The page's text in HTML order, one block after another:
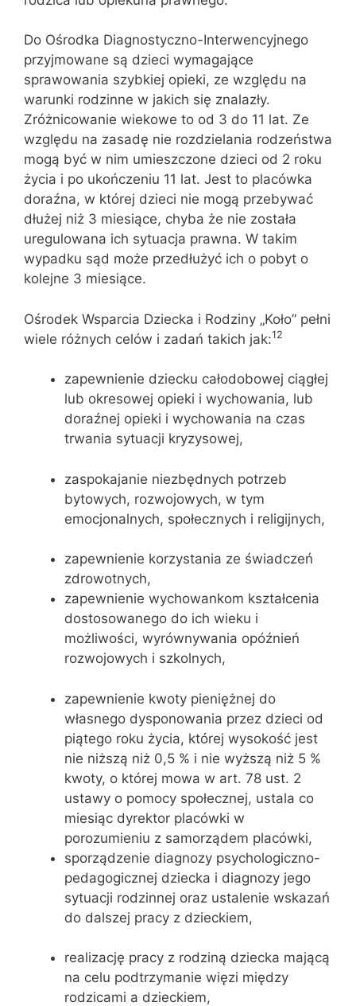
Do Ośrodka Diagnostyczno-Interwencyjnego
przyjmowane są dzieci wymagające
sprawowania szybkiej opieki, ze względu na
warunki rodzinne w jakich się znalazły.
Zróżnicowanie wiekowe to od 3 do 11 lat. Ze
względu na zasadę nie rozdzielania rodzeństwa
mogą być w nim umieszczone dzieci od 2 roku
życia i po ukończeniu 11 lat. Jest to placówka
doraźna, w której dzieci nie mogą przebywać
dłużej niż 3 miesiące, chyba że nie została
uregulowana ich sytuacja prawna. W takim
wypadku sąd może przedłużyć ich o pobyt o
kolejne 3 miesiące.
Ośrodek Wsparcia Dziecka i Rodziny „Koło” pełni
wiele różnych celów i zadań takich jak:12
zapewnienie dziecku całodobowej ciągłej
lub okresowej opieki i wychowania, lub
doraźnej opieki i wychowania na czas
trwania sytuacji kryzysowej,
zaspokajanie niezbędnych potrzeb
bytowych, rozwojowych, w tym
emocjonalnych, społecznych i religijnych,
zapewnienie korzystania ze świadczeń
zdrowotnych,
zapewnienie wychowankom kształcenia
dostosowanego do ich wieku i
możliwości, wyrównywania opóźnień
rozwojowych i szkolnych,
zapewnienie kwoty pieniężnej do
własnego dysponowania przez dzieci od
piątego roku życia, której wysokość jest
nie niższą niż 0,5 % i nie wyższą niż 5 %
kwoty, o której mowa w art. 78 ust. 2
ustawy o pomocy społecznej, ustala co
miesiąc dyrektor placówki w
porozumieniu z samorządem placówki,
sporządzenie diagnozy psychologiczno-
pedagogicznej dziecka i diagnozy jego
sytuacji rodzinnej oraz ustalenie wskazań
do dalszej pracy z dzieckiem,
realizację pracy z rodziną dziecka mającą
na celu podtrzymanie więzi między
rodzicami a dzieckiem,